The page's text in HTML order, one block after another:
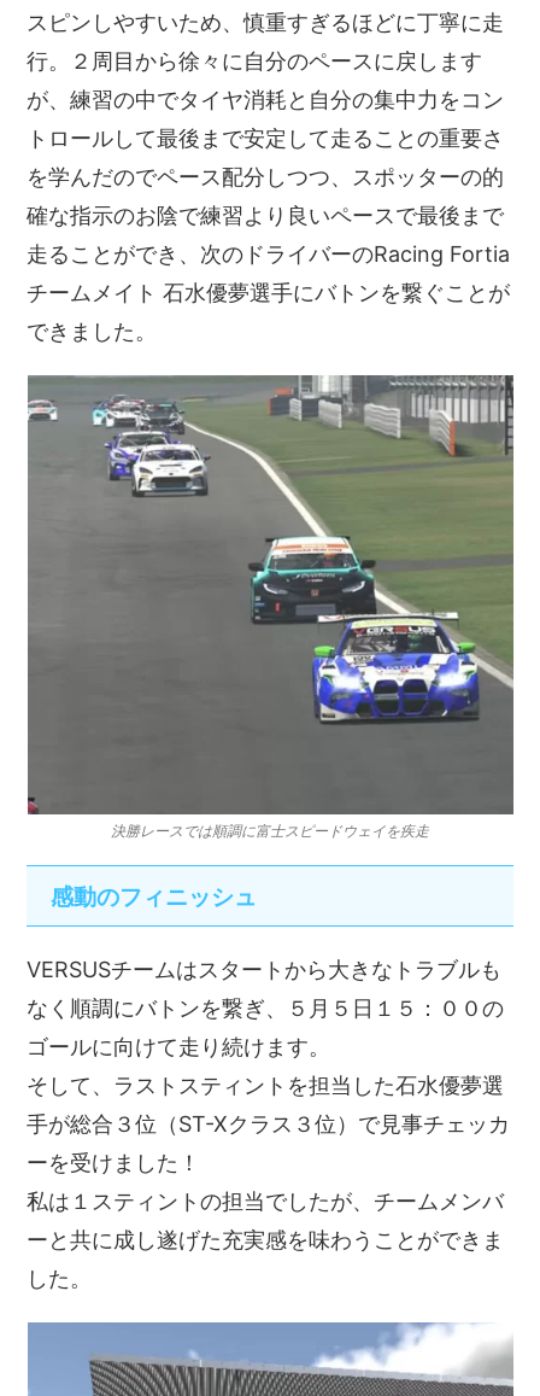
スピンしやすいため、慎重すぎるほどに丁寧に走
行。２周目から徐々に自分のペースに戻します
が、練習の中でタイヤ消耗と自分の集中力をコン
トロールして最後まで安定して走ることの重要さ
を学んだのでペース配分しつつ、スポッターの的
確な指示のお陰で練習より良いペースで最後まで
走ることができ、次のドライバーのRacing Fortia
チームメイト 石水優夢選手にバトンを繋ぐことが
できました。
決勝レースでは順調に富士スピードウェイを疾走
感動のフィニッシュ
VERSUSチームはスタートから大きなトラブルも
なく順調にバトンを繋ぎ、５月５日１５：００の
ゴールに向けて走り続けます。
そして、ラストスティントを担当した石水優夢選
手が総合３位（ST-Xクラス３位）で見事チェッカ
ーを受けました！
私は１スティントの担当でしたが、チームメンバ
ーと共に成し遂げた充実感を味わうことができま
した。